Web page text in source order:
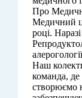
Про
Медичний
році.
Наш
команда,
створюємо